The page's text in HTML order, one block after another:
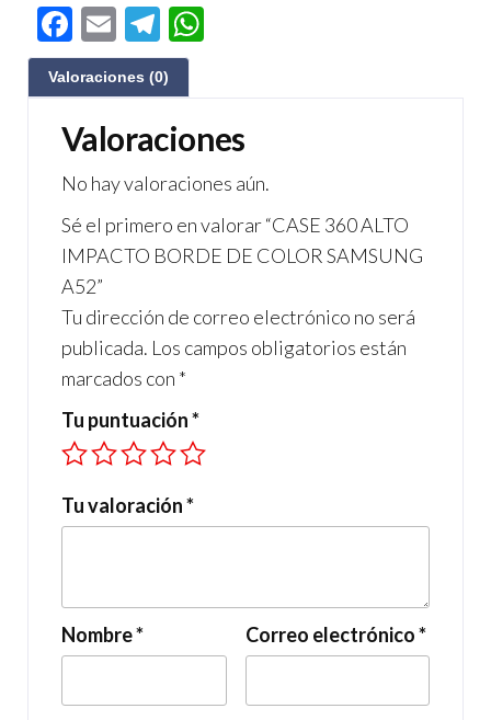
F
ac
e
b
o
o
k
E
m
ail
Te
le
gr
a
m
s
A
p
p
Valoraciones (0)
Valoraciones
No hay valoraciones aún.
Sé el primero en valorar “CASE 360 ALTO
IMPACTO BORDE DE COLOR SAMSUNG
A52”
Tu dirección de correo electrónico no será
publicada. Los campos obligatorios están
marcados con *
Tu puntuación*
Tu valoración*
Nombre* Correo electrónico*